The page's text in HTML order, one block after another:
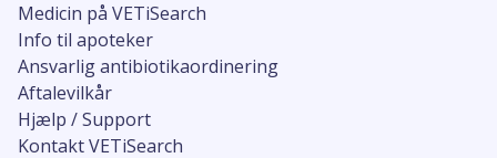
Medicin på VETiSearch
Info til apoteker
Ansvarlig antibiotikaordinering
Aftalevilkår
Hjælp / Support
Kontakt VETiSearch